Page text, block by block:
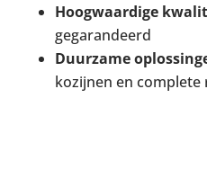
Hoogwaardige
gegarandeerd
Duurzame
kozijnen en complete